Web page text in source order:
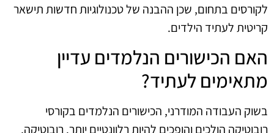
לקורסים בתחום, שכן ההבנה של טכנולוגיות חדשות תישאר
קריטית לעתיד הילדים.
האם הכישורים הנלמדים עדיין
מתאימים לעתיד?
בשוק העבודה המודרני, הכישורים הנלמדים בקורסי
רובוטיקה הולכים והופכים להיות רלוונטיים יותר. רובוטיקה,